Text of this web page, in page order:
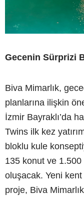
Gecenin Sürprizi
Biva Mimarlık,
planlarına ilişkin
İzmir Bayraklı’da
Twins ilk kez
bloklu kule
135 konut ve
oluşacak. Yeni
proje, Biva